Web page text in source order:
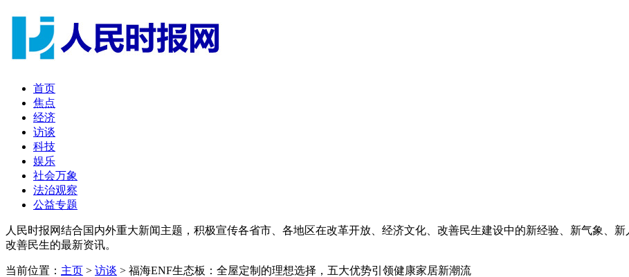
首页
焦点
经济
访谈
科技
娱乐
社会万象
法治观察
公益专题
人民时报网结合国内外重大新闻主题，积极宣传各省市、各地区在改革开放、经济文化、改善民生建设中的新经验、新气象、
改善民生的最新资讯。
当前位置： 主页 > 访谈 > 福海ENF生态板：全屋定制的理想选择，五大优势引领健康家居新潮流